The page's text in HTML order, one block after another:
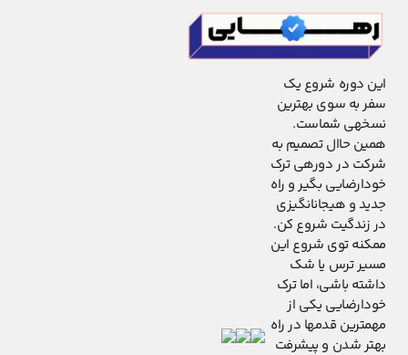
این دوره شروع یک
سفر به سوی بهترین
نسخهی شماست.
همین حاال تصمیم به
شرکت در دورهی ترک
خودارضایی بگیر و راه
جدید و هیجانانگیزی
در زندگیت شروع کن.
ممکنه توی شروع این
مسیر ترس یا شک
داشته باشی، اما ترک
خودارضایی یکی از
مهمترین قدمها در راه
بهتر شدن و پیشرفت